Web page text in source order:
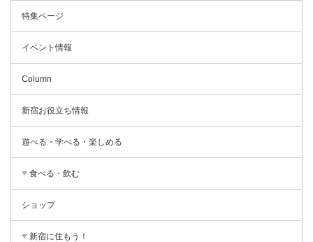
特集ページ
イベント情報
Column
新宿お役立ち情報
遊べる・学べる・楽しめる
食べる・飲む
ショップ
新宿に住もう！